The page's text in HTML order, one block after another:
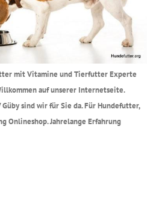
mit Vitamine und Tierfutter Experte
auf unserer Internetseite.
Güby sind wir für Sie da. Für Hundefutter,
Onlineshop. Jahrelange Erfahrung